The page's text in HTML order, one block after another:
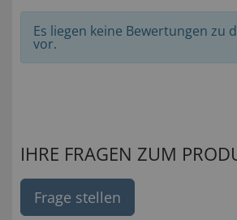
Es liegen keine Bewertungen zu
vor.
IHRE FRAGEN ZUM
Frage stellen